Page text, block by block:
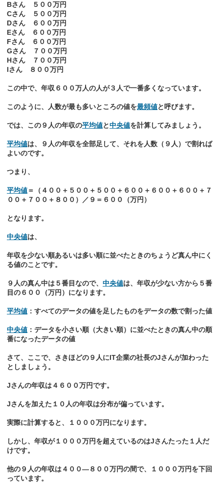
Bさん ５００万円
Cさん ５００万円
Dさん ６００万円
Eさん ６００万円
Fさん ６００万円
Gさん ７００万円
Hさん ７００万円
Iさん ８００万円
この中で、年収６００万人の人が３人で一番多くなっています。
このように、人数が最も多いところの値を最頻値と呼びます。
では、この９人の年収の平均値と中央値を計算してみましょう。
平均値は、９人の年収を全部足して、それを人数（９人）で割れば
よいのです。
つまり、
平均値＝（４００＋５００＋５００＋６００＋６００＋６００＋７
００＋７００＋８００）／９＝６００（万円）
となります。
中央値は、
年収を少ない順あるいは多い順に並べたときのちょうど真ん中にく
る値のことです。
９人の真ん中は５番目なので、 中央値は、年収が少ない方から５番
目の６００（万円）になります。
平均値 ：すべてのデータの値を足したものをデータの数で割った値
中央値 ：データを小さい順（大きい順）に並べたときの真ん中の順
番になったデータの値
さて、ここで、さきほどの９人にIT企業の社長のJさんが加わった
としましょう。
Jさんの年収は４６００万円です。
Jさんを加えた１０人の年収は分布が偏っています。
実際に計算すると、１０００万円になります。
しかし、年収が１０００万円を超えているのはJさんたった１人だ
けです。
他の９人の年収は４００―８００万円の間で、１０００万円を下回
っています。